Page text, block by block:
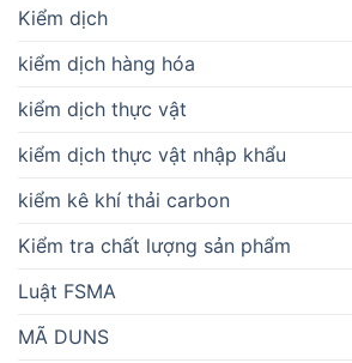
Kiểm dịch
kiểm dịch hàng hóa
kiểm dịch thực vật
kiểm dịch thực vật nhập khẩu
kiểm kê khí thải carbon
Kiểm tra chất lượng sản phẩm
Luật FSMA
MÃ DUNS